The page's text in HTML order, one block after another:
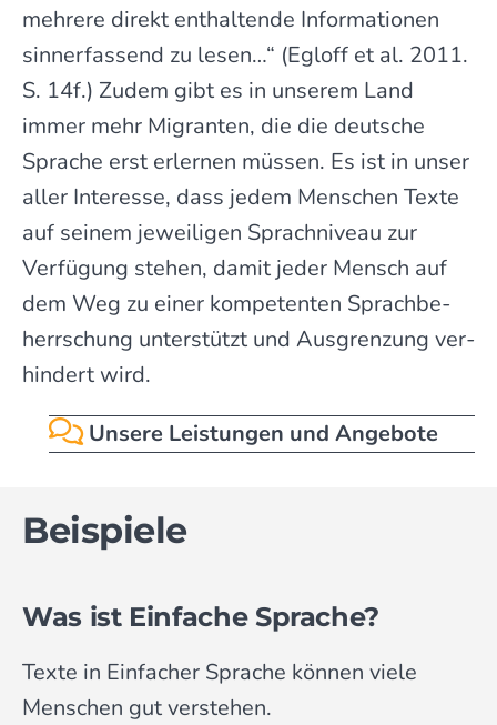
mehrere direkt enthal­tende Informa­tionen
sinn­er­fassend zu lesen…“ (Egloff et al. 2011.
S. 14f.) Zudem gibt es in unserem Land
immer mehr Migranten, die die deutsche
Sprache erst erlernen müssen. Es ist in unser
aller Interesse, dass jedem Menschen Texte
auf seinem jeweiligen Sprach­niveau zur
Verfü­gung stehen, damit jeder Mensch auf
dem Weg zu einer kompetenten Sprach­be­
herr­schung unter­stützt und Aus­grenzung ver­
hindert wird.
Unsere Leistungen und Angebote
Beispiele
Was ist Einfache Sprache?
Texte in Einfacher Sprache können viele
Menschen gut verstehen.